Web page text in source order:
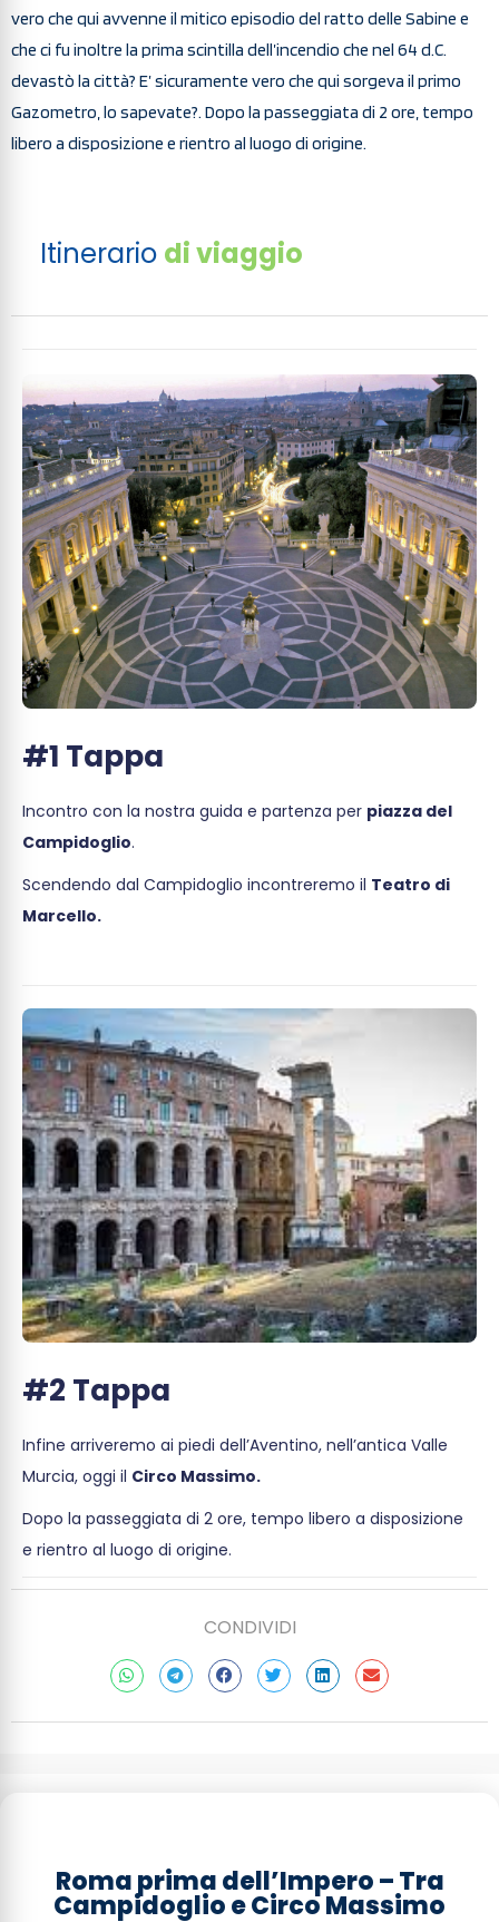
vero che qui avvenne il mitico episodio del ratto delle Sabine e
che ci fu inoltre la prima scintilla dell’incendio che nel 64 d.C.
devastò la città? E’ sicuramente vero che qui sorgeva il primo
Gazometro, lo sapevate?. Dopo la passeggiata di 2 ore, tempo
libero a disposizione e rientro al luogo di origine.
Itinerario di viaggio
#1 Tappa
Incontro con la nostra guida e partenza per piazza del
Campidoglio.
Scendendo dal Campidoglio incontreremo il Teatro di
Marcello.
#2 Tappa
Infine arriveremo ai piedi dell’Aventino, nell’antica Valle
Murcia, oggi il Circo Massimo.
Dopo la passeggiata di 2 ore, tempo libero a disposizione
e rientro al luogo di origine.
CONDIVIDI
Roma prima dell’Impero – Tra
Campidoglio e Circo Massimo